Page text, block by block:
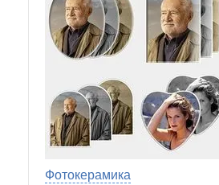
Фотокерамика